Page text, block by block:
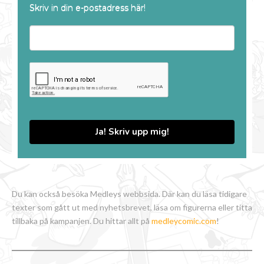
Skriv in din e-postadress här!
Ja! Skriv upp mig!
Du kan också besöka Medleys webbsida. Där kan du läsa tidigare
texter som gått ut med nyhetsbrevet, läsa om figurerna eller titta
tillbaka på kampanjen. Du hittar allt på medleycomic.com!